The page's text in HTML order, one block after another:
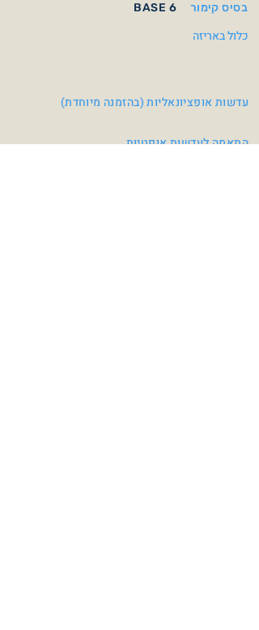
BASE 6 בסיס קימור
כלול באריזה
עדשות אופציונאליות (בהזמנה מיוחדת)
התאמה לעדשות אופטיות